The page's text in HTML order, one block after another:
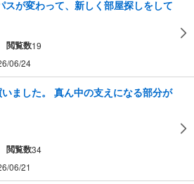
スが変わって、新しく部屋探しをして
閲覧数19
06/24
ました。 真ん中の支えになる部分が
閲覧数34
06/21